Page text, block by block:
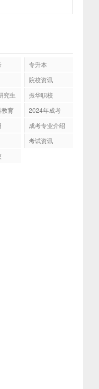
专升本
院校资讯
究生
振华职校
教育
2024年成考
成考专业介绍
考试资讯